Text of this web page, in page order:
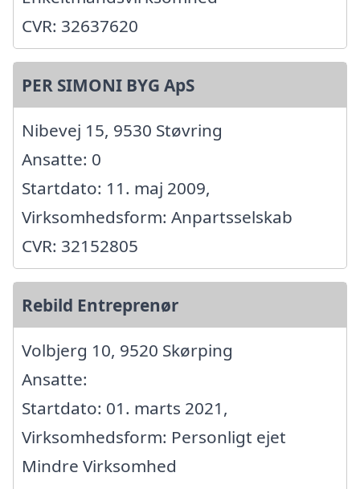
CVR: 32637620
PER SIMONI BYG ApS
Nibevej 15, 9530 Støvring
Ansatte: 0
Startdato: 11. maj 2009,
Virksomhedsform: Anpartsselskab
CVR: 32152805
Rebild Entreprenør
Volbjerg 10, 9520 Skørping
Ansatte:
Startdato: 01. marts 2021,
Virksomhedsform: Personligt ejet
Mindre Virksomhed